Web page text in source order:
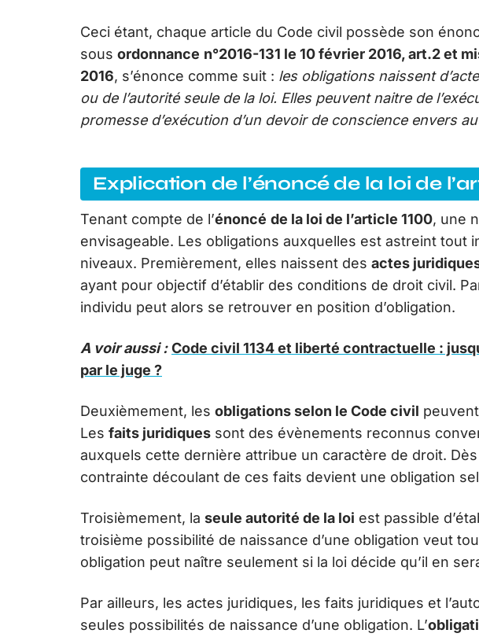
Ceci étant, chaque article du Code civil possède son
sous ordonnance n°2016-131 le 10 février 2016, art.2 et
2016, s’énonce comme suit : les obligations naissent
ou de l’autorité seule de la loi. Elles peuvent naitre de
promesse d’exécution d’un devoir de conscience envers
Explication de l’énoncé de la loi de
Tenant compte de l’énoncé de la loi de l’article 1100, une
envisageable. Les obligations auxquelles est astreint tout
niveaux. Premièrement, elles naissent des actes
ayant pour objectif d’établir des conditions de droit civil.
individu peut alors se retrouver en position d’obligation.
A voir aussi : Code civil 1134 et liberté contractuelle :
par le juge ?
Deuxièmement, les obligations selon le Code civil
Les faits juridiques sont des évènements reconnus
auxquels cette dernière attribue un caractère de droit.
contrainte découlant de ces faits devient une obligation
Troisièmement, la seule autorité de la loi est passible
troisième possibilité de naissance d’une obligation veut
obligation peut naître seulement si la loi décide qu’il en
Par ailleurs, les actes juridiques, les faits juridiques et
seules possibilités de naissance d’une obligation. L’